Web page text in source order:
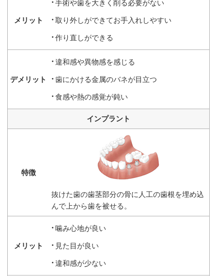
手術や歯を大きく削る必要がない
取り外しができてお手入れしやすい
作り直しができる
違和感や異物感を感じる
歯にかける金属のバネが目立つ
食感や熱の感覚が鈍い
インプラント
抜けた歯の歯茎部分の骨に人工の歯根を埋め込
んで上から歯を被せる。
噛み心地が良い
見た目が良い
違和感が少ない